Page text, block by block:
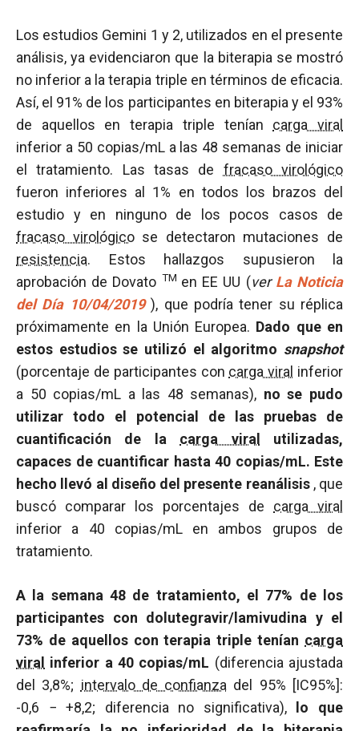
Los estudios Gemini 1 y 2, utilizados en el presente
análisis, ya evidenciaron que la biterapia se mostró
no inferior a la terapia triple en términos de eficacia.
Así, el 91% de los participantes en biterapia y el 93%
de aquellos en terapia triple tenían carga viral
inferior a 50 copias/mL a las 48 semanas de iniciar
el tratamiento. Las tasas de fracaso virológico
fueron inferiores al 1% en todos los brazos del
estudio y en ninguno de los pocos casos de
fracaso virológicose detectaron mutaciones de
resistencia. Estos hallazgos supusieron la
aprobación de Dovato TM en EE UU (ver La Noticia
del Día 10/04/2019 ), que podría tener su réplica
próximamente en la Unión Europea. Dado que en
estos estudios se utilizó el algoritmo snapshot
(porcentaje de participantes con carga viral inferior
a 50 copias/mL a las 48 semanas), no se pudo
utilizar todo el potencial de las pruebas de
cuantificación de la carga viral
utilizadas,
capaces de cuantificar hasta 40 copias/mL. Este
hecho llevó al diseño del presente reanálisis , que
buscó comparar los porcentajes de carga viral
inferior a 40 copias/mL en ambos grupos de
tratamiento.
A la semana 48 de tratamiento, el 77% de los
participantes con dolutegravir/lamivudina y el
73% de aquellos con terapia triple tenían carga
viral
inferior a 40 copias/mL (diferencia ajustada
del 3,8%; intervalo de confianza del 95% [IC95%]:
-0,6 − +8,2; diferencia no significativa),
lo que